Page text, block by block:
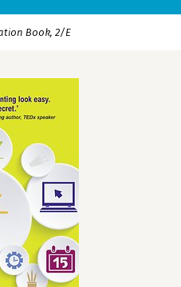
Book, 2/E